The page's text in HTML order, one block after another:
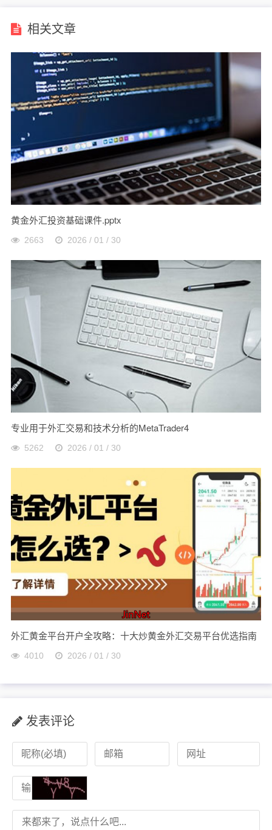
相关文章
黄金外汇投资基础课件.pptx
2663 2026 / 01 / 30
专业用于外汇交易和技术分析的MetaTrader4
5262 2026 / 01 / 30
外汇黄金平台开户全攻略：十大炒黄金外汇交易平台优选指南
4010 2026 / 01 / 30
发表评论